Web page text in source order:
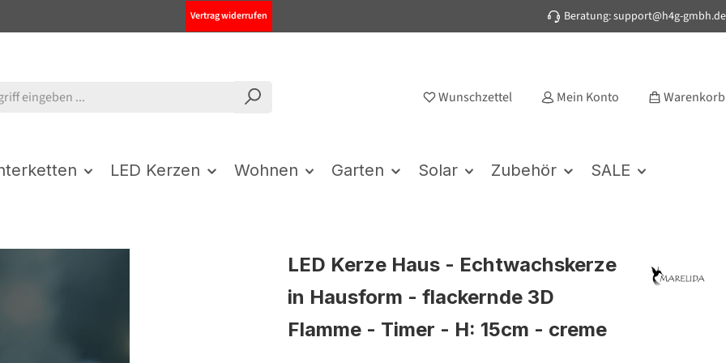
Vertrag widerrufen Beratung: support@h4g-gmbh.de
Wunschzettel Mein Konto Warenkorb
LED Kerzen Wohnen Garten Solar Zubehör SALE
LED Kerze Haus - Echtwachskerze
in Hausform - flackernde 3D
Flamme - Timer - H: 15cm - creme